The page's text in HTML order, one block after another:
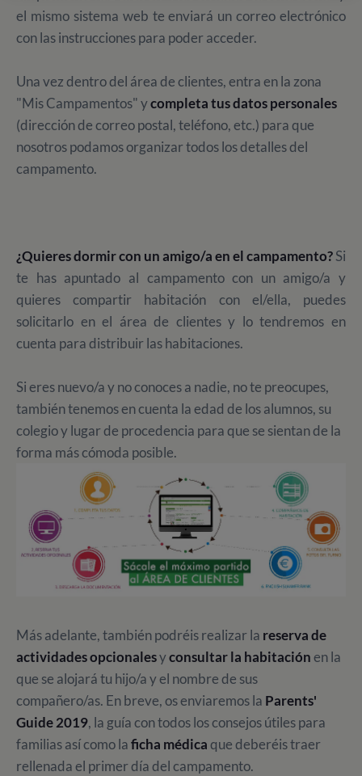
el mismo sistema web te enviará un correo electrónico
con las instrucciones para poder acceder.
Una vez dentro del área de clientes, entra en la zona
"Mis Campamentos" ycompleta tus datos personales
(dirección de correo postal, teléfono, etc.) para que
nosotros podamos organizar todos los detalles del
campamento.
¿Quieres dormir con un amigo/a en el campamento?Si
te has apuntado al campamento con un amigo/a y
quieres compartir habitación con el/ella, puedes
solicitarlo en el área de clientes y lo tendremos en
cuenta para distribuir las habitaciones.
Si eres nuevo/a y no conoces a nadie, no te preocupes,
también tenemos en cuenta la edad de los alumnos, su
colegio y lugar de procedencia para que se sientan de la
forma más cómoda posible.
Más adelante, también podréis realizar la reserva de
actividades opcionalesyconsultar la habitaciónen la
que se alojará tu hijo/a y el nombre de sus
compañero/as. En breve, os enviaremos la Parents'
Guide 2019, la guía con todos los consejos útiles para
familias así como laficha médicaque deberéis traer
rellenada el primer día del campamento.